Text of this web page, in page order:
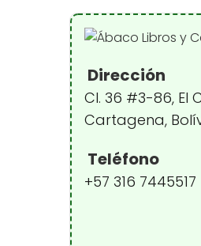
Dirección
Cl. 36 #3-86, El
Cartagena,
Teléfono
+57 316 7445517